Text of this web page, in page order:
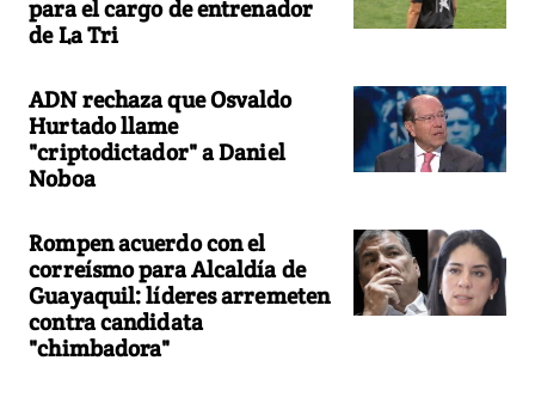
para el cargo de entrenador
de La Tri
ADN rechaza que Osvaldo
Hurtado llame
"criptodictador" a Daniel
Noboa
Rompen acuerdo con el
correísmo para Alcaldía de
Guayaquil: líderes arremeten
contra candidata
"chimbadora"